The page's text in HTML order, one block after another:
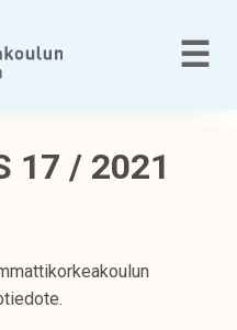
☰
17 / 2021